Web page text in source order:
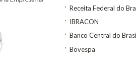
Receita Federal do
IBRACON
Banco Central do
Bovespa